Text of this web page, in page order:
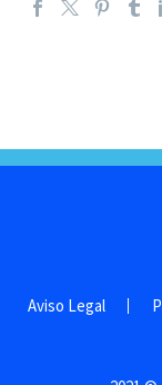
Aviso Legal